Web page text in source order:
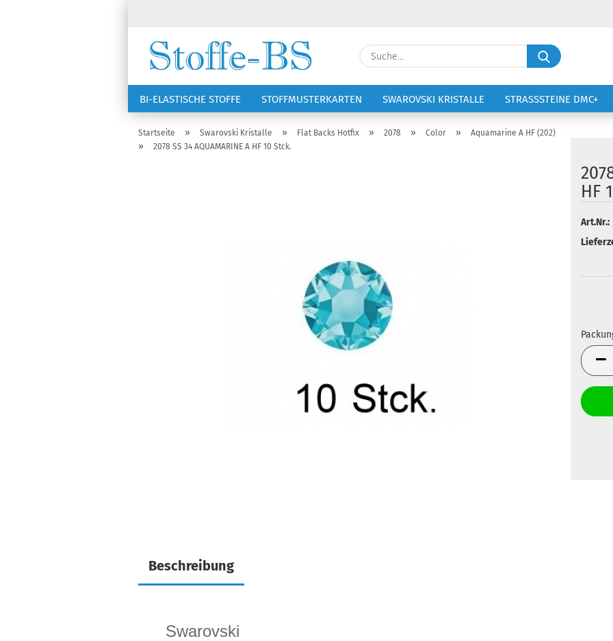
Lieferland Suche...
BI-ELASTISCHE STOFFE STOFFMUSTERKARTEN SWAROVSKI KRISTALLE STRASSSTEINE DMC+
NÄHZUBEHÖR RSG KAPPEN VOLTIGIERANZÜGE STICKEREI
Startseite » Swarovski Kristalle » Flat Backs Hotfix » 2078 » Color » Aquamarine A HF (202)
» 2078 SS 34 AQUAMARINE A HF 10 Stck.
HF
Art.Nr.:
Beschreibung
Swarovski